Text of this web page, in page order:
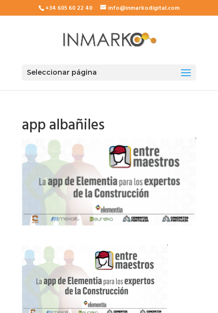
+34 605 60 22 40 info@inmarkodigital.com
Seleccionar página
app albañiles